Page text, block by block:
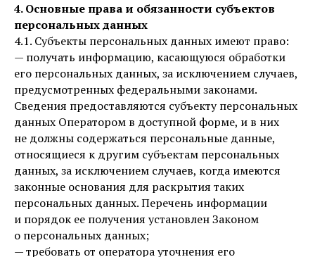
4. Основные права и обязанности субъектов
персональных данных
4.1. Субъекты персональных данных имеют право:
— получать информацию, касающуюся обработки
его персональных данных, за исключением случаев,
предусмотренных федеральными законами.
Сведения предоставляются субъекту персональных
данных Оператором в доступной форме, и в них
не должны содержаться персональные данные,
относящиеся к другим субъектам персональных
данных, за исключением случаев, когда имеются
законные основания для раскрытия таких
персональных данных. Перечень информации
и порядок ее получения установлен Законом
о персональных данных;
— требовать от оператора уточнения его